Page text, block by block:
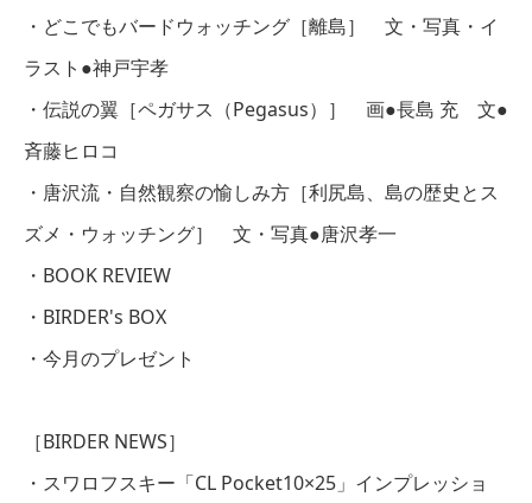
・どこでもバードウォッチング［離島］ 文・写真・イ
ラスト●神戸宇孝
・伝説の翼［ペガサス（Pegasus）］ 画●長島 充 文●
斉藤ヒロコ
・唐沢流・自然観察の愉しみ方［利尻島、島の歴史とス
ズメ・ウォッチング］ 文・写真●唐沢孝一
・BOOK REVIEW
・BIRDER's BOX
・今月のプレゼント
［BIRDER NEWS］
・スワロフスキー「CL Pocket10×25」インプレッショ